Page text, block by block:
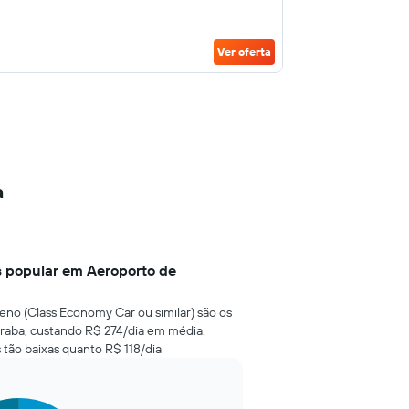
Ver oferta
popular em Aeroporto de
(Class Economy Car ou similar) são os
custando R$ 274/dia em média.
baixas quanto R$ 118/dia